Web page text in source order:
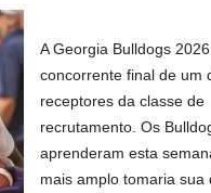
A Georgia Bulldogs
concorrente final de um
receptores da classe de
recrutamento. Os
aprenderam esta
mais amplo tomaria sua